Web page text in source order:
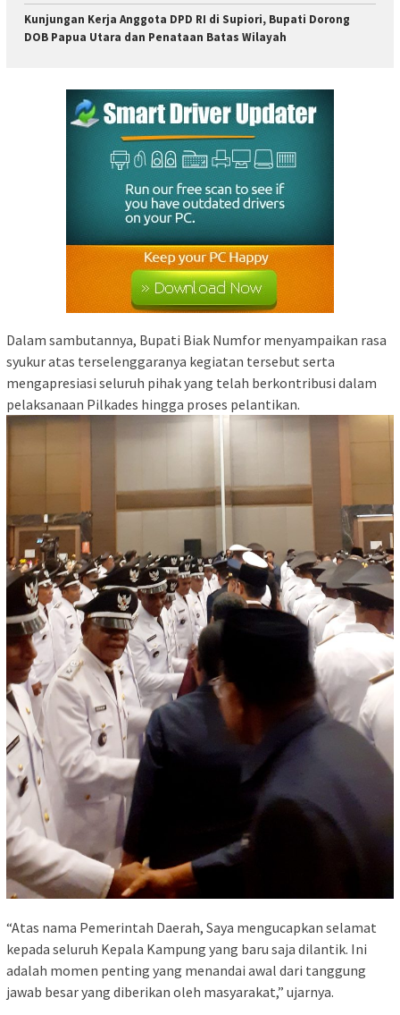
Kunjungan Kerja Anggota DPD RI di Supiori, Bupati Dorong
DOB Papua Utara dan Penataan Batas Wilayah
Dalam sambutannya, Bupati Biak Numfor menyampaikan rasa
syukur atas terselenggaranya kegiatan tersebut serta
mengapresiasi seluruh pihak yang telah berkontribusi dalam
pelaksanaan Pilkades hingga proses pelantikan.
“Atas nama Pemerintah Daerah, Saya mengucapkan selamat
kepada seluruh Kepala Kampung yang baru saja dilantik. Ini
adalah momen penting yang menandai awal dari tanggung
jawab besar yang diberikan oleh masyarakat,” ujarnya.